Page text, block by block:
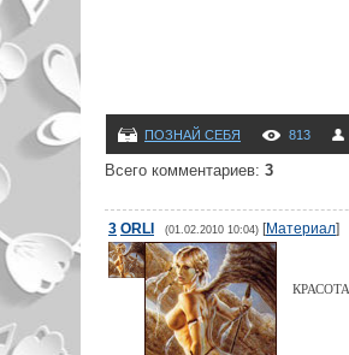
ПОЗНАЙ СЕБЯ 813
Всего комментариев: 3
3 ORLI (01.02.2010 10:04) [Материал]